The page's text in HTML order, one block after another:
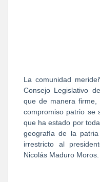
La comunidad
Consejo Legislativo
que de manera firme,
compromiso patrio se
que ha estado por
geografía de la
irrestricto al
Nicolás Maduro Moros.